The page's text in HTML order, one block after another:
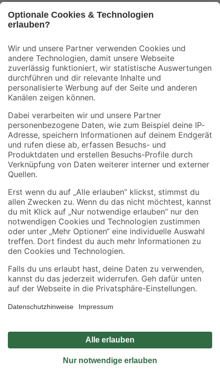
Der toom Newsletter: Keine Angebote und Aktionen mehr verpassen!
Zur Newsletter Anmeldung
Folge uns
Zahlungsarten Versandarten
Sicher einkaufen
Jetzt die toom-App herunterladen
Alle Preisangaben in EUR inkl. gesetzl. MwSt.. Die dargestellten Angebote sind unter
Umständen nicht in allen Märkten verfügbar. Die angegebenen Verfügbarkeiten beziehen
Produkte nur solange der Vorrat reicht.
*Paketversand ab 59 € versandkostenfrei, gilt nicht für Artikel mit Speditionsversand, hier
Privatsphäre Impressum
Nutzungsbedingungen
Widerrufsrecht
Vertrag widerrufen